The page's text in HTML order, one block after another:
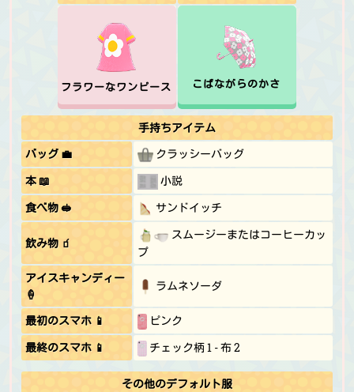
フラワーなワンピース こばながらのかさ
手持ちアイテム
バッグ 💼
クラッシーバッグ
本 📖
小説
食べ物 🥪
サンドイッチ
飲み物 🧃
スムージーまたはコーヒーカッ
プ
アイスキャンディー
🍦
ラムネソーダ
最初のスマホ 📱
ピンク
最終のスマホ 📱
チェック柄 1 - 布 2
その他のデフォルト服